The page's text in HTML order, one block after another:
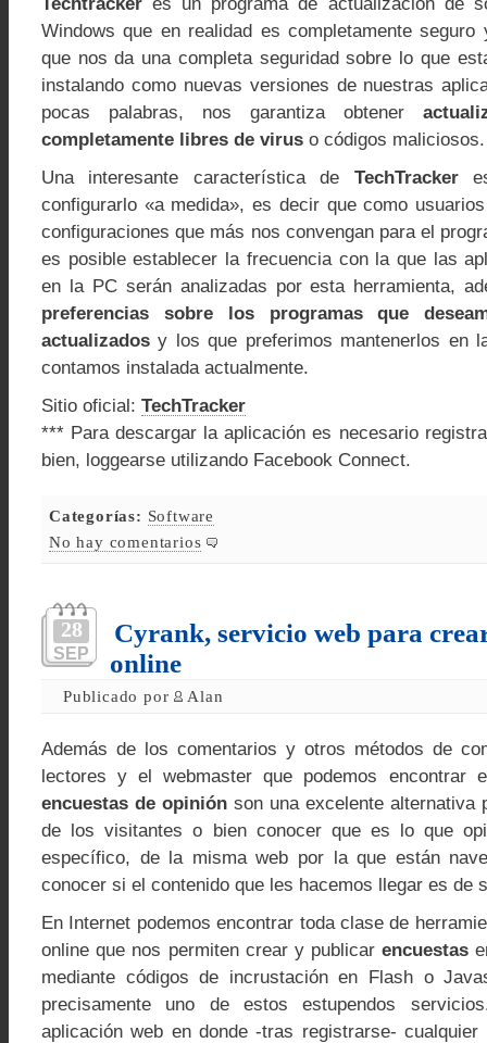
Windows que en realidad es completamente
que nos da una completa seguridad sobre lo que
instalando como nuevas versiones de nuestras
pocas palabras, nos garantiza obtener
completamente libres de virus o códigos maliciosos.
Una interesante característica de TechTrackeres
configurarlo «a medida», es decir que como
configuraciones que más nos convengan para el
es posible establecer la frecuencia con la que las
en la PC serán analizadas por esta herramienta,
preferencias sobre los programas que
actualizados y los que preferimos mantenerlos en
contamos instalada actualmente.
Sitio oficial: TechTracker
*** Para descargar la aplicación es necesario
bien, loggearse utilizando Facebook Connect.
Categorías: Software
No hay comentarios
28
SEP
Cyrank, servicio web para
online
Publicado por Alan
Además de los comentarios y otros métodos de
lectores y el webmaster que podemos encontrar
encuestas de opinión son una excelente alternativa
de los visitantes o bien conocer que es lo que
específico, de la misma web por la que están
conocer si el contenido que les hacemos llegar es de
En Internet podemos encontrar toda clase de
online que nos permiten crear y publicarencuestas
mediante códigos de incrustación en Flash o
precisamente uno de estos estupendos
aplicación web en donde -tras registrarse-